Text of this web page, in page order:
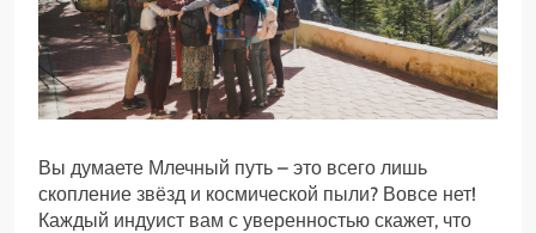
Вы думаете Млечный путь – это всего лишь
скопление звёзд и космической пыли? Вовсе нет!
Каждый индуист вам с уверенностью скажет, что